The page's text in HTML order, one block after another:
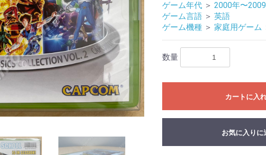
ゲーム年代 ＞ 2000年〜
ゲーム言語 ＞ 英語
ゲーム機種 ＞ 家庭用ゲーム
数量
カートに入
お気に入りに